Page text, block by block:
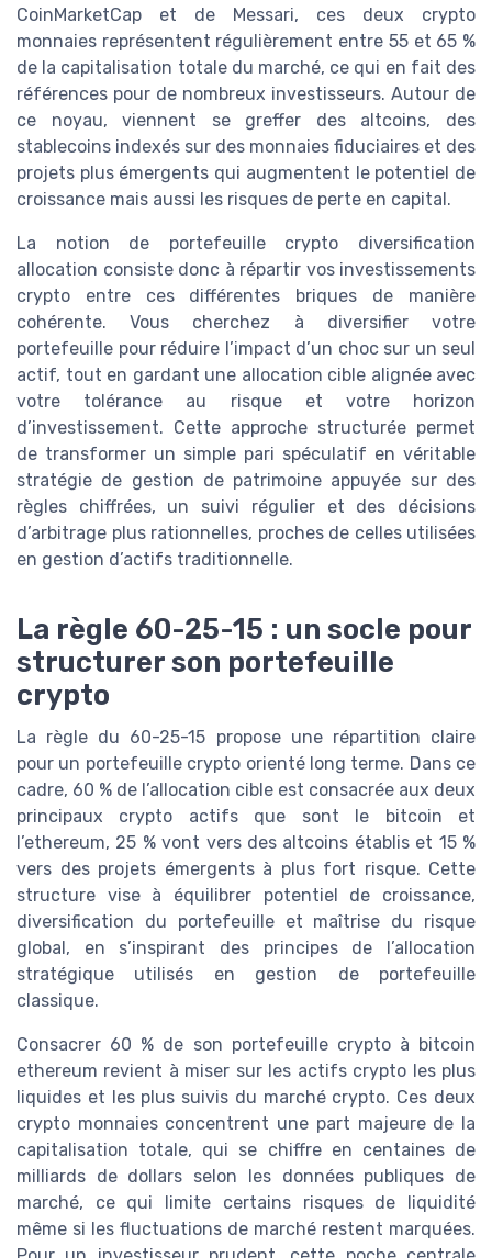
CoinMarketCap et de Messari, ces deux crypto
monnaies représentent régulièrement entre 55 et 65 %
de la capitalisation totale du marché, ce qui en fait des
références pour de nombreux investisseurs. Autour de
ce noyau, viennent se greffer des altcoins, des
stablecoins indexés sur des monnaies fiduciaires et des
projets plus émergents qui augmentent le potentiel de
croissance mais aussi les risques de perte en capital.
La notion de portefeuille crypto diversification
allocation consiste donc à répartir vos investissements
crypto entre ces différentes briques de manière
cohérente. Vous cherchez à diversifier votre
portefeuille pour réduire l’impact d’un choc sur un seul
actif, tout en gardant une allocation cible alignée avec
votre tolérance au risque et votre horizon
d’investissement. Cette approche structurée permet
de transformer un simple pari spéculatif en véritable
stratégie de gestion de patrimoine appuyée sur des
règles chiffrées, un suivi régulier et des décisions
d’arbitrage plus rationnelles, proches de celles utilisées
en gestion d’actifs traditionnelle.
La règle 60-25-15 : un socle pour
structurer son portefeuille
crypto
La règle du 60-25-15 propose une répartition claire
pour un portefeuille crypto orienté long terme. Dans ce
cadre, 60 % de l’allocation cible est consacrée aux deux
principaux crypto actifs que sont le bitcoin et
l’ethereum, 25 % vont vers des altcoins établis et 15 %
vers des projets émergents à plus fort risque. Cette
structure vise à équilibrer potentiel de croissance,
diversification du portefeuille et maîtrise du risque
global, en s’inspirant des principes de l’allocation
stratégique utilisés en gestion de portefeuille
classique.
Consacrer 60 % de son portefeuille crypto à bitcoin
ethereum revient à miser sur les actifs crypto les plus
liquides et les plus suivis du marché crypto. Ces deux
crypto monnaies concentrent une part majeure de la
capitalisation totale, qui se chiffre en centaines de
milliards de dollars selon les données publiques de
marché, ce qui limite certains risques de liquidité
même si les fluctuations de marché restent marquées.